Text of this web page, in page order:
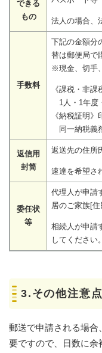
できる
もの
法人の場合、
手数料
下記の金額分
替は郵便局で
※現金、切手
《課税・非
1人・1年度
《納税証明
同一納税義
返信用
封筒
返送先の住所
速達を希望さ
委任状
等
代理人が申請
居のご家族[住
相続人が申請
してください。
3.その他注意点
郵送で申請される場
要ですので、日数に余